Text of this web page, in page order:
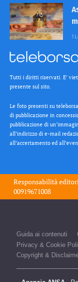
1
Tutti i diritti riservati. E’
presente sul sito.
Le foto presenti su
di pubblicazione in
pubblicazione di
all’indirizzo di e-mail
all’accertamento ed
Responsabilità
00919671008
Guida ai contenuti
Privacy & Cookie
Copyright &